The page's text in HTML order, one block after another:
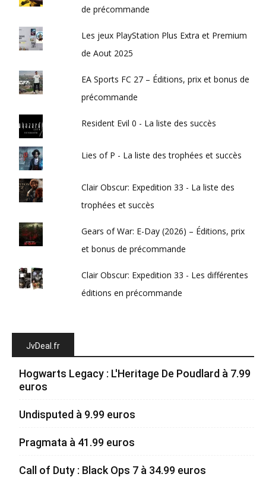
de précommande
Les jeux PlayStation Plus Extra et Premium
de Aout 2025
EA Sports FC 27 – Éditions, prix et bonus de
précommande
Resident Evil 0 - La liste des succès
Lies of P - La liste des trophées et succès
Clair Obscur: Expedition 33 - La liste des
trophées et succès
Gears of War: E-Day (2026) – Éditions, prix
et bonus de précommande
Clair Obscur: Expedition 33 - Les différentes
éditions en précommande
JvDeal.fr
Hogwarts Legacy : L'Heritage De Poudlard à 7.99
euros
Undisputed à 9.99 euros
Pragmata à 41.99 euros
Call of Duty : Black Ops 7 à 34.99 euros